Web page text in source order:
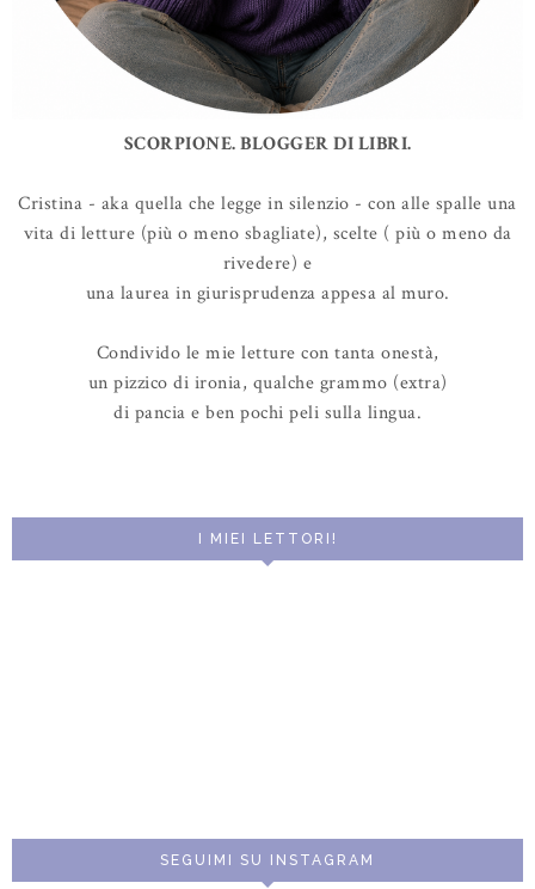
SCORPIONE. BLOGGER DI LIBRI.
Cristina - aka quella che legge in silenzio - con alle spalle una
vita di letture (più o meno sbagliate), scelte ( più o meno da
rivedere) e
una laurea in giurisprudenza appesa al muro.
Condivido le mie letture con tanta onestà,
un pizzico di ironia, qualche grammo (extra)
di pancia e ben pochi peli sulla lingua.
I MIEI LETTORI!
SEGUIMI SU INSTAGRAM